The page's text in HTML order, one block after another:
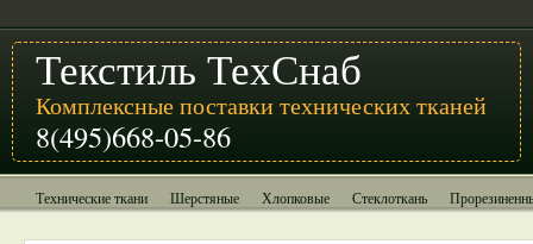
Текстиль ТехСнаб
Комплексные поставки технических тканей
8(495)668-05-86
Технические ткани Шерстяные Хлопковые Стеклоткань